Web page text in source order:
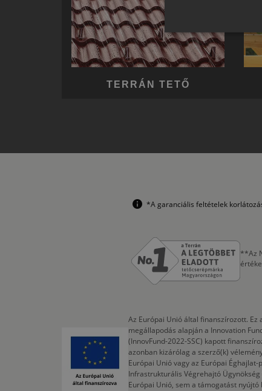
TERRÁN TETŐ
*A garanciális feltételek
**Az
Az Európai Unió által finanszírozott.
megállapodás alapján a Innovation
(InnovFund-2022-SSC) kapott
azonban kizárólag a szerző(k)
Európai Unió vagy az Európai
Infrastrukturális Végrehajtó
Európai Unió, sem a támogatást